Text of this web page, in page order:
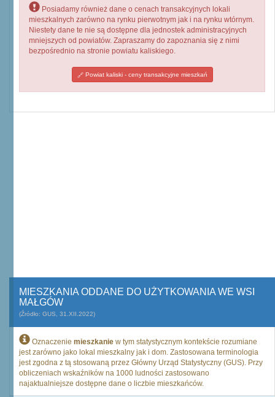
Posiadamy również dane o cenach transakcyjnych lokali
mieszkalnych zarówno na rynku pierwotnym jak i na rynku wtórnym.
Niestety dane te nie są dostępne dla jednostek administracyjnych
mniejszych od powiatów. Zapraszamy do zapoznania się z nimi
bezpośrednio na stronie powiatu kaliskiego.
Powiat kaliski - ceny transakcyjne mieszkań
MIESZKANIA ODDANE DO UŻYTKOWANIA WE WSI
MAŁGÓW
(Źródło: GUS, 31.XII.2022)
Oznaczenie mieszkanie w tym statystycznym kontekście rozumiane
jest zarówno jako lokal mieszkalny jak i dom. Zastosowana terminologia
jest zgodna z tą stosowaną przez Główny Urząd Statystyczny (GUS). Przy
obliczeniach wskaźników na 1000 ludności zastosowano
najaktualniejsze dostępne dane o liczbie mieszkańców.